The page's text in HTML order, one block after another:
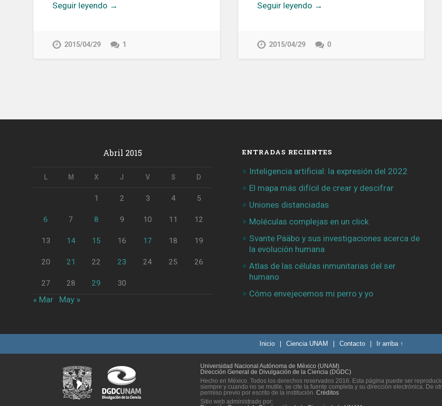
Seguir leyendo →
2015/04/29 1
Seguir leyendo →
2015/04/29 0
Abril 2015
L M X J V S D
1 2 3 4 5
6 7 8 9 10 11 12
13 14 15 16 17 18 19
20 21 22 23 24 25 26
27 28 29 30
« Mar May »
ENTRADAS RECIENTES
Inteligencia artificial: la expresión del 2022
El mapa más difícil de crear y descifrar
Uniones distanciadas
Moléculas complejas en un click
Svante Pääbo y sus investigaciones acerca de
la evolución humana
Atlas de las células inmunitarias del ser
humano
Cómo envejecemos mi perro y yo
Inicio Ciencia UNAM Contacto Ir arriba ↑
Universidad Nacional Autónoma de México (UNAM)
Dirección General de Divulgación de la Ciencia (DGDC)
Hecho en México. Todos los derechos reservados 2016. Esta página puede ser
siempre y cuando no se mutile, se cite la fuente completa y su dirección electrónica. De
permiso previo por escrito de la institución. Créditos
Sitio web administrado por: